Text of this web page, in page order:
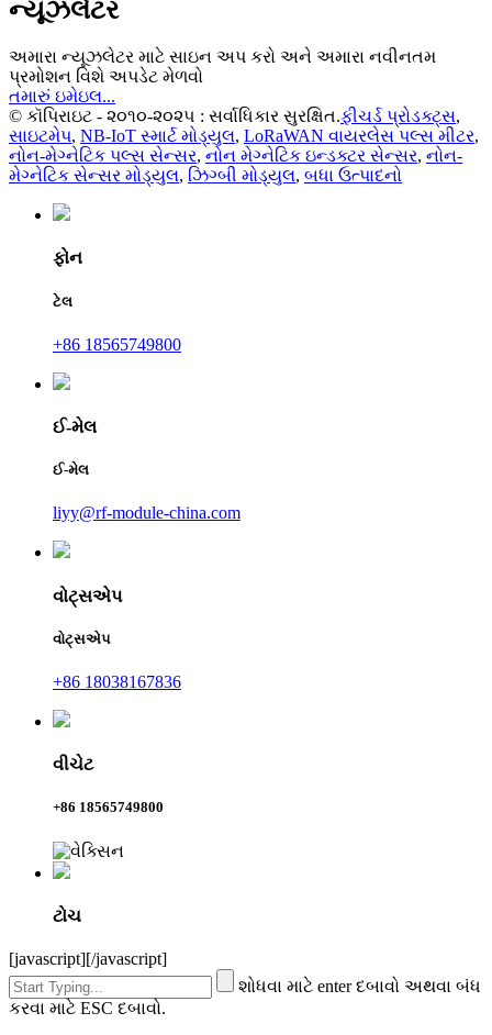
ન્યૂઝલેટર
અમારા ન્યૂઝલેટર માટે સાઇન અપ કરો અને અમારા નવીનતમ
પ્રમોશન વિશે અપડેટ મેળવો
તમારું ઇમેઇલ...
© કૉપિરાઇટ - ૨૦૧૦-૨૦૨૫ : સર્વાધિકાર સુરક્ષિત.ફીચર્ડ પ્રોડક્ટ્સ,
સાઇટમેપ, NB-IoT સ્માર્ટ મોડ્યુલ, LoRaWAN વાયરલેસ પલ્સ મીટર,
નોન-મેગ્નેટિક પલ્સ સેન્સર, નોન મેગ્નેટિક ઇન્ડક્ટર સેન્સર, નોન-
મેગ્નેટિક સેન્સર મોડ્યુલ, ઝિગ્બી મોડ્યુલ, બધા ઉત્પાદનો
ફોન
ટેલ
+86 18565749800
ઈ-મેલ
ઈ-મેલ
liyy@rf-module-china.com
વોટ્સએપ
વોટ્સએપ
+86 18038167836
વીચેટ
+86 18565749800
ટોચ
[javascript][/javascript]
શોધવા માટે enter દબાવો અથવા બંધ
કરવા માટે ESC દબાવો.